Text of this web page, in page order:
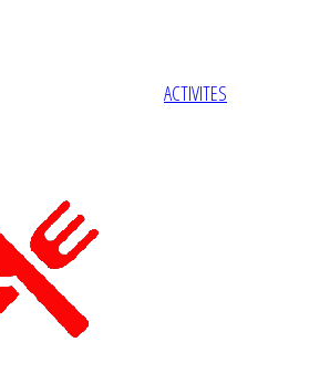
ACTIVITES